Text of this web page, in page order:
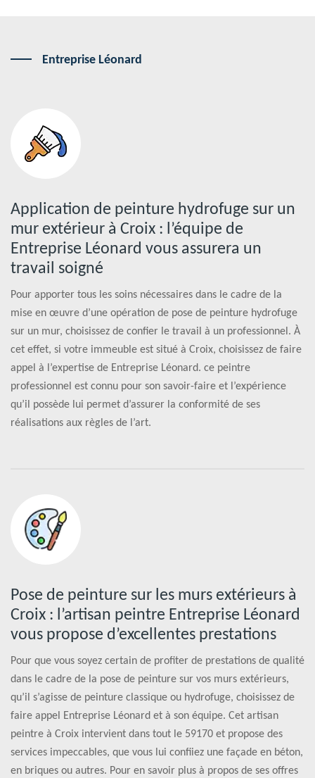
Entreprise Léonard
Application de peinture hydrofuge sur un
mur extérieur à Croix : l’équipe de
Entreprise Léonard vous assurera un
travail soigné
Pour apporter tous les soins nécessaires dans le cadre de la
mise en œuvre d’une opération de pose de peinture hydrofuge
sur un mur, choisissez de confier le travail à un professionnel. À
cet effet, si votre immeuble est situé à Croix, choisissez de faire
appel à l’expertise de Entreprise Léonard. ce peintre
professionnel est connu pour son savoir-faire et l’expérience
qu’il possède lui permet d’assurer la conformité de ses
réalisations aux règles de l’art.
Pose de peinture sur les murs extérieurs à
Croix : l’artisan peintre Entreprise Léonard
vous propose d’excellentes prestations
Pour que vous soyez certain de profiter de prestations de qualité
dans le cadre de la pose de peinture sur vos murs extérieurs,
qu’il s’agisse de peinture classique ou hydrofuge, choisissez de
faire appel Entreprise Léonard et à son équipe. Cet artisan
peintre à Croix intervient dans tout le 59170 et propose des
services impeccables, que vous lui confiiez une façade en béton,
en briques ou autres. Pour en savoir plus à propos de ses offres